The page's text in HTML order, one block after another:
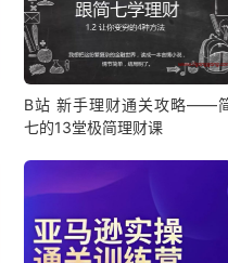
B站 新手理财通关攻略——
七的13堂极简理财课